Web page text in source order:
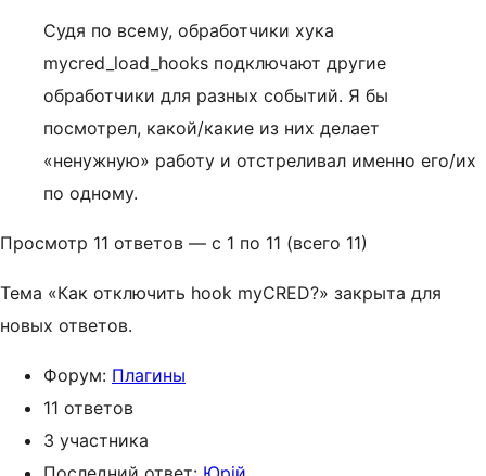
Судя по всему, обработчики хука
mycred_load_hooks подключают другие
обработчики для разных событий. Я бы
посмотрел, какой/какие из них делает
«ненужную» работу и отстреливал именно его/их
по одному.
Просмотр 11 ответов — с 1 по 11 (всего 11)
Тема «Как отключить hook myCRED?» закрыта для
новых ответов.
Форум: Плагины
11 ответов
3 участника